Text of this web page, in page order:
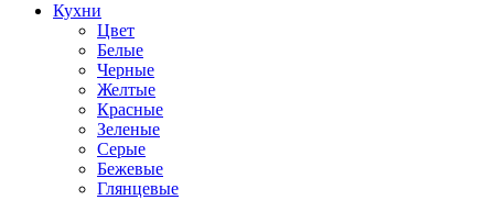
Кухни
Цвет
Белые
Черные
Желтые
Красные
Зеленые
Серые
Бежевые
Глянцевые